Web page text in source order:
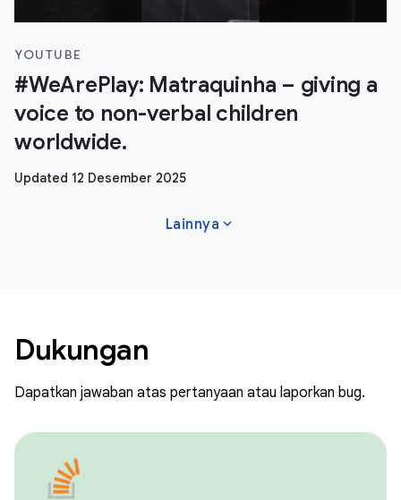
YOUTUBE
#WeArePlay: Matraquinha – giving a
voice to non-verbal children
worldwide.
Updated 12 Desember 2025
Lainnya expand_more
Dukungan
Dapatkan jawaban atas pertanyaan atau laporkan bug.